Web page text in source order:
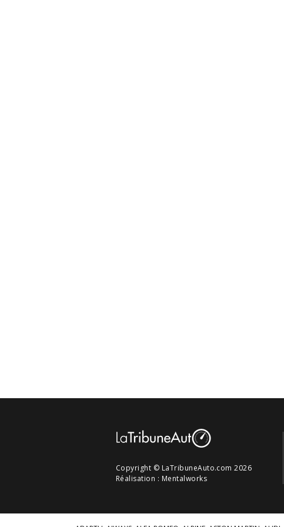
Copyright © LaTribuneAuto.com 2026
Réalisation : Mentalworks